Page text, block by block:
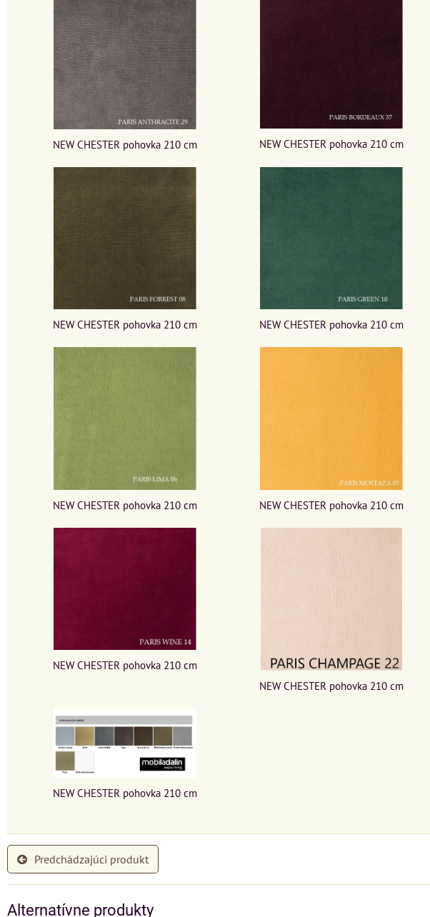
NEW CHESTER pohovka 210 cm NEW CHESTER pohovka 210 cm
NEW CHESTER pohovka 210 cm NEW CHESTER pohovka 210 cm
NEW CHESTER pohovka 210 cm NEW CHESTER pohovka 210 cm
NEW CHESTER pohovka 210 cm
NEW CHESTER pohovka 210 cm
NEW CHESTER pohovka 210 cm
Predchádzajúci produkt
Alternatívne produkty